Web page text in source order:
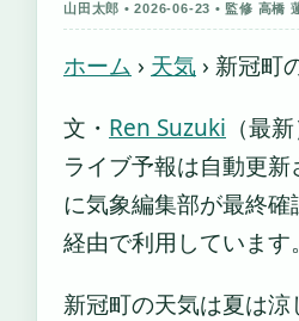
山田太郎 • 2026-06-23 • 監修 高橋
ホーム › 天気 › 新冠町
文・ Ren Suzuki （最新
ライブ予報は自動更
に気象編集部が最終
経由で利用しています。
新冠町の天気は夏は涼